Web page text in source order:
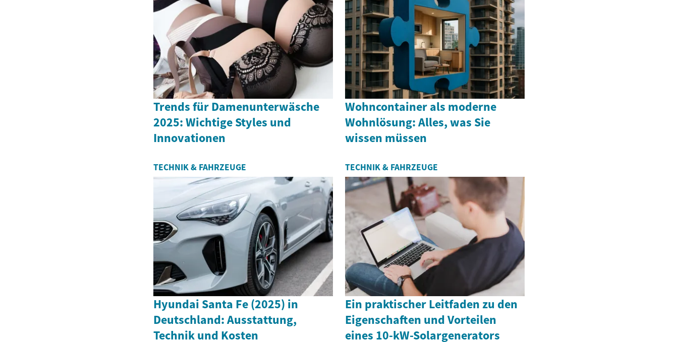
Trends für Damenunterwäsche
2025: Wichtige Styles und
Innovationen
Wohncontainer als moderne
Wohnlösung: Alles, was Sie
wissen müssen
TECHNIK & FAHRZEUGE
Hyundai Santa Fe (2025) in
Deutschland: Ausstattung,
Technik und Kosten
TECHNIK & FAHRZEUGE
Ein praktischer Leitfaden zu den
Eigenschaften und Vorteilen
eines 10-kW-Solargenerators